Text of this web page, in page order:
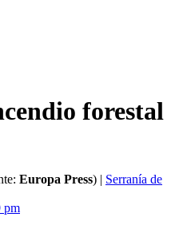
forestal
Europa Press) | Serranía de
pm